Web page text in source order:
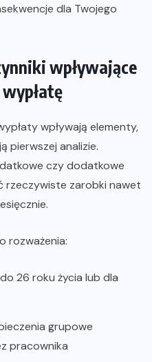
dla Twojego
wpływające
wpływają elementy,
pierwszej analizie.
czy dodatkowe
rzeczywiste zarobki nawet
rozważenia:
26 roku życia lub dla
grupowe
pracownika